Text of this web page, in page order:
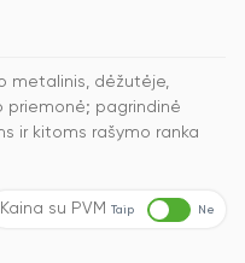
metalinis, dėžutėje,
priemonė; pagrindinė
ir kitoms rašymo ranka
Kaina su PVM Taip Ne